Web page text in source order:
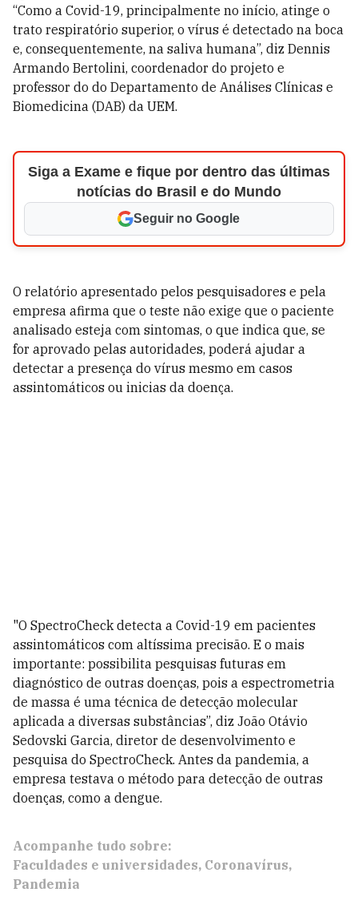
“Como a Covid-19, principalmente no início, atinge o
trato respiratório superior, o vírus é detectado na boca
e, consequentemente, na saliva humana”, diz Dennis
Armando Bertolini, coordenador do projeto e
professor do do Departamento de Análises Clínicas e
Biomedicina (DAB) da UEM.
Siga a Exame e fique por dentro das últimas
notícias do Brasil e do Mundo
Seguir no Google
O relatório apresentado pelos pesquisadores e pela
empresa afirma que o teste não exige que o paciente
analisado esteja com sintomas, o que indica que, se
for aprovado pelas autoridades, poderá ajudar a
detectar a presença do vírus mesmo em casos
assintomáticos ou inicias da doença.
"O SpectroCheck detecta a Covid-19 em pacientes
assintomáticos com altíssima precisão. E o mais
importante: possibilita pesquisas futuras em
diagnóstico de outras doenças, pois a espectrometria
de massa é uma técnica de detecção molecular
aplicada a diversas substâncias”, diz João Otávio
Sedovski Garcia, diretor de desenvolvimento e
pesquisa do SpectroCheck. Antes da pandemia, a
empresa testava o método para detecção de outras
doenças, como a dengue.
Acompanhe tudo sobre:
Faculdades e universidades Coronavírus
Pandemia